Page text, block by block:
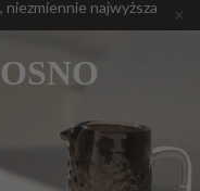
najwyższa